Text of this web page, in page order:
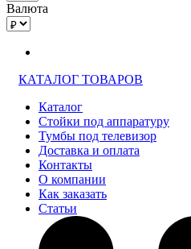
Валюта
КАТАЛОГ ТОВАРОВ
Каталог
Стойки под аппаратуру
Тумбы под телевизор
Доставка и оплата
Контакты
О компании
Как заказать
Статьи